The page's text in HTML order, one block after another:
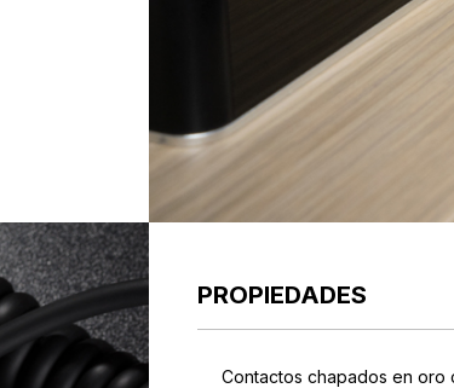
PROPIEDADES
Contactos chapados en oro